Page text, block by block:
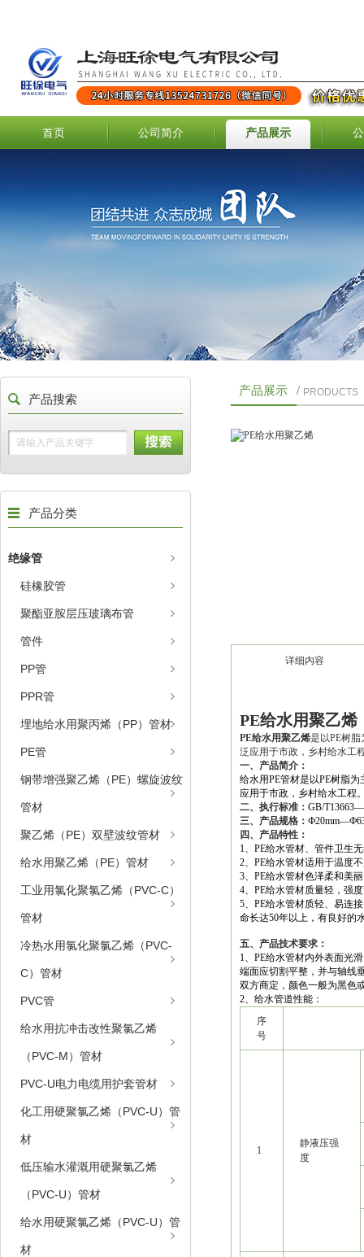
首页 公司简介 产品展示
产品搜索
产品分类
绝缘管
硅橡胶管
聚酯亚胺层压玻璃布管
管件
PP管
PPR管
埋地给水用聚丙烯（PP）管材
PE管
钢带增强聚乙烯（PE）螺旋波纹
管材
聚乙烯（PE）双壁波纹管材
给水用聚乙烯（PE）管材
工业用氯化聚氯乙烯（PVC-C）
管材
冷热水用氯化聚氯乙烯（PVC-
C）管材
PVC管
给水用抗冲击改性聚氯乙烯
（PVC-M）管材
PVC-U电力电缆用护套管材
化工用硬聚氯乙烯（PVC-U）管
材
低压输水灌溉用硬聚氯乙烯
（PVC-U）管材
给水用硬聚氯乙烯（PVC-U）管
材
产品展示 / PRODUCTS
详细内容
PE给水用聚乙烯
PE给水用聚乙烯是以PE树
泛应用于市政，乡村给水工
一、产品简介：
给水用PE管材是以PE树脂
应用于市政，乡村给水工程
二、执行标准： GB/
三、产品规格：
四、产品特性：
1、PE给水管材、管件卫生
2、PE给水管材适用于温度
3、PE给水管材色泽柔和美
4、PE给水管材质量轻，强
5、PE给水管材质轻、易连
命长达50年以上，有良好的
五、产品技术要求：
1、PE给水管材内外表面光
端面应切割平整，并与轴线
双方商定，颜色一般为黑色
2、给水管道性能：
序
号
1
静液压强
度